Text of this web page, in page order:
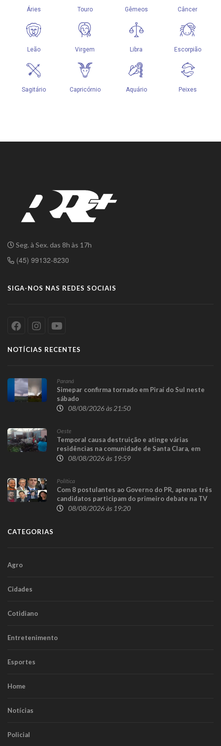
Seg. à Sex. das 8h às 17h
(45) 99132-8230
SIGA-NOS NAS REDES SOCIAIS
NOTÍCIAS RECENTES
Paraná
Simepar confirma tornado em Piraí do Sul neste
sábado
08/08/2026 às 21:50
Oeste
Temporal causa destruição e atinge várias
residências na comunidade de Santa Clara, em
Candói08/08/2026 às 19:59
Política
Com 8 postulantes ao Governo do PR, apenas três
candidatos participam do primeiro debate na TV
08/08/2026 às 19:20
CATEGORIAS
Agro
Cidades
Cotidiano
Entretenimento
Esportes
Home
Notícias
Policial